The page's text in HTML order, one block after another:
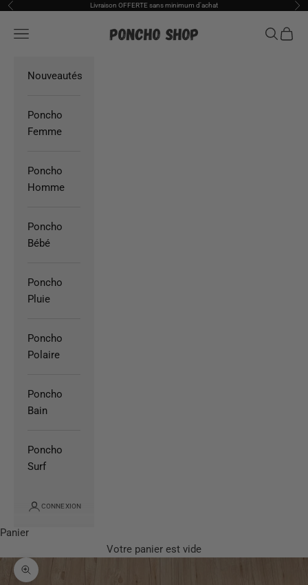
Passer au contenu
Précédent Livraison OFFERTE sans minimum d'achat
Poncho Shop
Ouvrir la navigation Ouvrir la
Voir
Nouveautés
Poncho
Femme
Poncho
Homme
Poncho
Bébé
Poncho
Pluie
Poncho
Polaire
Poncho
Bain
Poncho
Surf
CONNEXION
Panier
Votre panier est vide
Zoomer sur l'image